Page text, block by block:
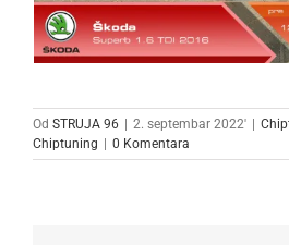
Od STRUJA 96 | 2. septembar 2022' |
Chiptuning | 0 Komentara